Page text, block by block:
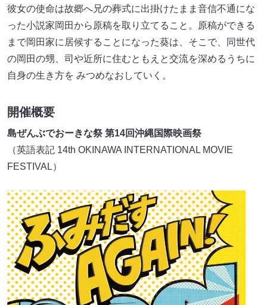
彼女の使命は故郷へ兄の葬式に出掛けたまま音信不通にな
った小説家岡田から原稿を取り立てること。原稿ができる
まで岡田家に居候することになった葵は、そこで、同世代
の岡田の甥、司や近所に住むともえと交流を深めるうちに
自身の生き方を みつめなおしていく。
開催概要
島ぜんぶでおーきな祭 第14回沖縄国際映画祭
（英語表記 14th OKINAWA INTERNATIONAL MOVIE
FESTIVAL）